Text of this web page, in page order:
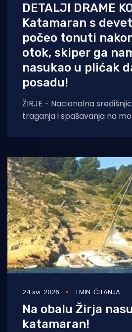
DETALJI DRAME
Katamaran s
počeo tonuti
otok, skiper ga
nasukao u plićak
posadu!
ŽIRJE - Nacionalna
traganja i spašavanja na
24 svi. 2026 1 MIN. ČITANJA
Na obalu Žirja
katamaran!